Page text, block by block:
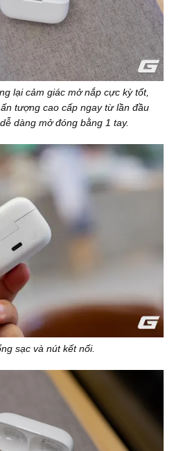
lại cảm giác mở nắp cực kỳ tốt,
tượng cao cấp ngay từ lần đầu
dàng mở đóng bằng 1 tay.
sạc và nút kết nối.